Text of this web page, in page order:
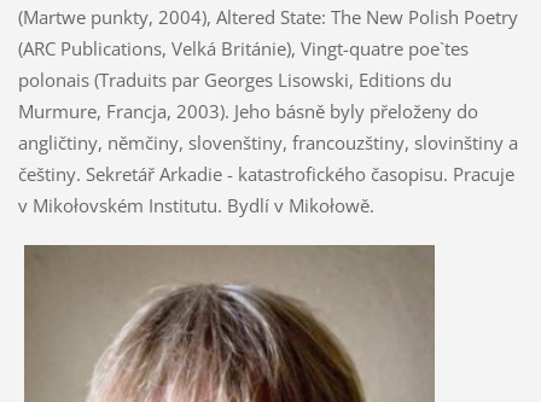
(Martwe punkty, 2004), Altered State: The New Polish Poetry
(ARC Publications, Velká Británie), Vingt-quatre poe`tes
polonais (Traduits par Georges Lisowski, Editions du
Murmure, Francja, 2003). Jeho básně byly přeloženy do
angličtiny, němčiny, slovenštiny, francouzštiny, slovinštiny a
češtiny. Sekretář Arkadie - katastrofického časopisu. Pracuje
v Mikołovském Institutu. Bydlí v Mikołowě.